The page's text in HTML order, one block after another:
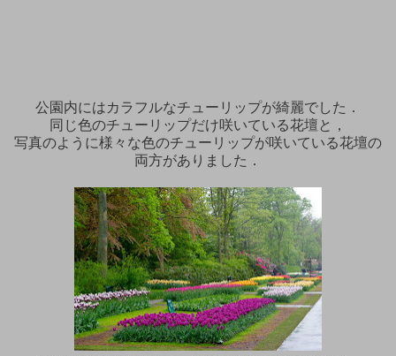
公園内にはカラフルなチューリップが綺麗でした．
同じ色のチューリップだけ咲いている花壇と，
写真のように様々な色のチューリップが咲いている花壇の
両方がありました．